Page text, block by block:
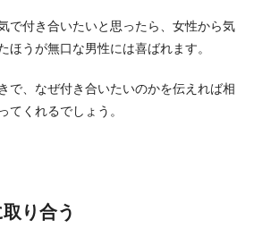
で付き合いたいと思ったら、女性から気
ほうが無口な男性には喜ばれます。
で、なぜ付き合いたいのかを伝えれば相
てくれるでしょう。
り合う